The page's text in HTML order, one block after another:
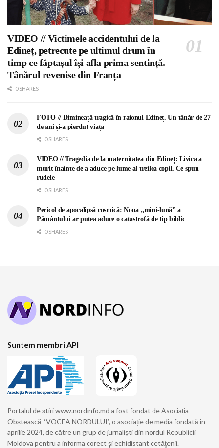
VIDEO // Victimele accidentului de la
Edineț, petrecute pe ultimul drum în
timp ce făptașul își afla prima sentință.
Tânărul revenise din Franța
0 SHARES
FOTO // Dimineață tragică în raionul Edineț. Un tânăr de 27
de ani și-a pierdut viața
0 SHARES
VIDEO // Tragedia de la maternitatea din Edineț: Livica a
murit înainte de a aduce pe lume al treilea copil. Ce spun
rudele
0 SHARES
Pericol de apocalipsă cosmică: Noua „mini-lună” a
Pământului ar putea aduce o catastrofă de tip biblic
0 SHARES
Suntem membri API
Portalul de știri www.nordinfo.md a fost fondat de Asociația
Obștească “VOCEA NORDULUI”, o asociație de media fondată în
aprilie 2024, de către un grup de jurnaliști din nordul Republicii
Moldova pentru a informa corect şi echidistant cetăţenii.